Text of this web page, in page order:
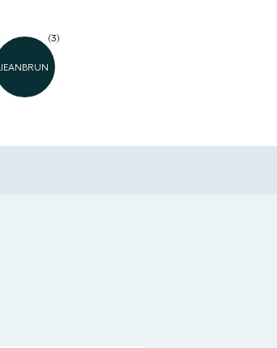
(3)
JEANBRUN